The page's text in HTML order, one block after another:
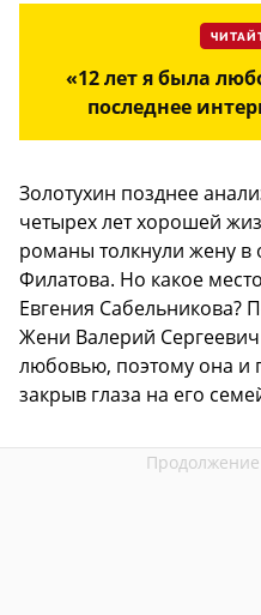
«12 лет я была
последнее
Золотухин позднее
четырех лет хорошей
романы толкнули жену в
Филатова. Но какое
Евгения Сабельникова?
Жени Валерий
любовью, поэтому она и
закрыв глаза на его